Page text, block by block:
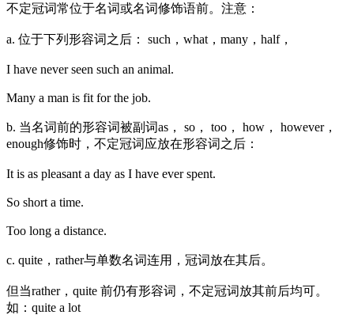
不定冠词常位于名词或名词修饰语前。注意：
a. 位于下列形容词之后： such，what，many，half，
I have never seen such an animal.
Many a man is fit for the job.
b. 当名词前的形容词被副词as， so， too， how， however，
enough修饰时，不定冠词应放在形容词之后：
It is as pleasant a day as I have ever spent.
So short a time.
Too long a distance.
c. quite，rather与单数名词连用，冠词放在其后。
但当rather，quite 前仍有形容词，不定冠词放其前后均可。
如：quite a lot